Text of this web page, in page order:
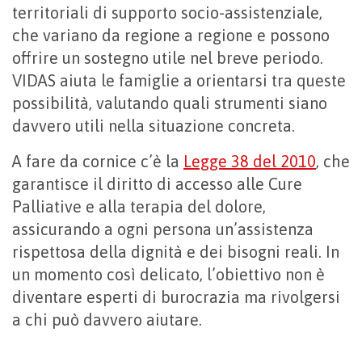
territoriali di supporto socio-assistenziale,
che variano da regione a regione e possono
offrire un sostegno utile nel breve periodo.
VIDAS aiuta le famiglie a orientarsi tra queste
possibilità, valutando quali strumenti siano
davvero utili nella situazione concreta.
A fare da cornice c’è la Legge 38 del 2010, che
garantisce il diritto di accesso alle Cure
Palliative e alla terapia del dolore,
assicurando a ogni persona un’assistenza
rispettosa della dignità e dei bisogni reali. In
un momento così delicato, l’obiettivo non è
diventare esperti di burocrazia ma rivolgersi
a chi può davvero aiutare.